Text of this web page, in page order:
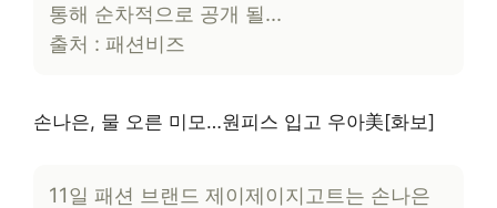
통해 순차적으로 공개 될…
출처 : 패션비즈
손나은, 물 오른 미모…원피스 입고 우아美[화보]
11일 패션 브랜드 제이제이지고트는 손나은